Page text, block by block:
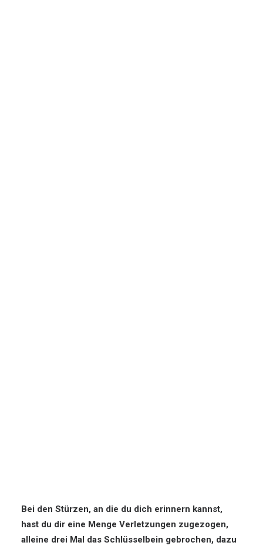
Bei den Stürzen, an die du dich erinnern kannst,
hast du dir eine Menge Verletzungen zugezogen,
alleine drei Mal das Schlüsselbein gebrochen, dazu